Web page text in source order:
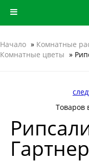
Начало » Комнатные
Комнатные цветы »
Товаров